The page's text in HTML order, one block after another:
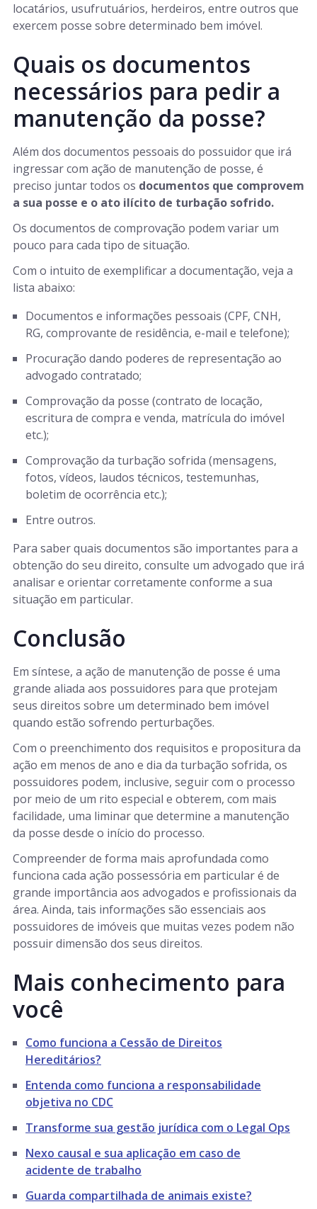
locatários, usufrutuários, herdeiros, entre outros que
exercem posse sobre determinado bem imóvel.
Quais os documentos
necessários para pedir a
manutenção da posse?
Além dos documentos pessoais do possuidor que irá
ingressar com ação de manutenção de posse, é
preciso juntar todos os documentos que comprovem
a sua posse e o ato ilícito de turbação sofrido.
Os documentos de comprovação podem variar um
pouco para cada tipo de situação.
Com o intuito de exemplificar a documentação, veja a
lista abaixo:
Documentos e informações pessoais (CPF, CNH,
RG, comprovante de residência, e-mail e telefone);
Procuração dando poderes de representação ao
advogado contratado;
Comprovação da posse (contrato de locação,
escritura de compra e venda, matrícula do imóvel
etc.);
Comprovação da turbação sofrida (mensagens,
fotos, vídeos, laudos técnicos, testemunhas,
boletim de ocorrência etc.);
Entre outros.
Para saber quais documentos são importantes para a
obtenção do seu direito, consulte um advogado que irá
analisar e orientar corretamente conforme a sua
situação em particular.
Conclusão
Em síntese, a ação de manutenção de posse é uma
grande aliada aos possuidores para que protejam
seus direitos sobre um determinado bem imóvel
quando estão sofrendo perturbações.
Com o preenchimento dos requisitos e propositura da
ação em menos de ano e dia da turbação sofrida, os
possuidores podem, inclusive, seguir com o processo
por meio de um rito especial e obterem, com mais
facilidade, uma liminar que determine a manutenção
da posse desde o início do processo.
Compreender de forma mais aprofundada como
funciona cada ação possessória em particular é de
grande importância aos advogados e profissionais da
área. Ainda, tais informações são essenciais aos
possuidores de imóveis que muitas vezes podem não
possuir dimensão dos seus direitos.
Mais conhecimento para
você
Como funciona a Cessão de Direitos
Hereditários?
Entenda como funciona a responsabilidade
objetiva no CDC
Transforme sua gestão jurídica com o Legal Ops
Nexo causal e sua aplicação em caso de
acidente de trabalho
Guarda compartilhada de animais existe?